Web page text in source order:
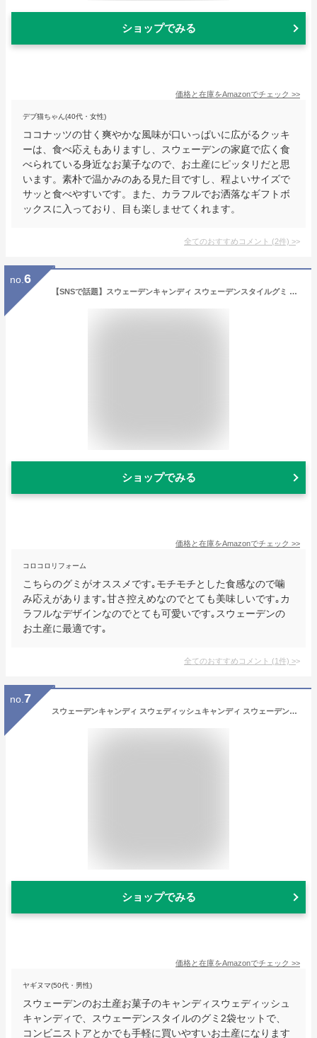
ショップでみる
価格と在庫をAmazonでチェック >>
デブ猫ちゃん(40代・女性)
ココナッツの甘く爽やかな風味が口いっぱいに広がるクッキ
ーは、食べ応えもありますし、スウェーデンの家庭で広く食
べられている身近なお菓子なので、お土産にピッタリだと思
います。素朴で温かみのある見た目ですし、程よいサイズで
サッと食べやすいです。また、カラフルでお洒落なギフトボ
ックスに入っており、目も楽しませてくれます。
全てのおすすめコメント (2件) >
no. 6
【SNSで話題】スウェーデンキャンディ スウェーデンスタイルグミ 1袋 100g スウェーデングミSWEDI STYLE JELLY 韓国 ASMR
ショップでみる
価格と在庫をAmazonでチェック >>
コロコロリフォーム
こちらのグミがオススメです｡モチモチとした食感なので噛
み応えがあります｡甘さ控えめなのでとても美味しいです｡カ
ラフルなデザインなのでとても可愛いです｡スウェーデンの
お土産に最適です｡
全てのおすすめコメント (1件) >
no. 7
スウェーデンキャンディ スウェディッシュキャンディ スウェーデンスタイルグミMIX 80g x 2袋セット 韓国グミ 韓国コンビニエンスストア SNS 酸っぱい
ショップでみる
価格と在庫をAmazonでチェック >>
ヤギヌマ(50代・男性)
スウェーデンのお土産お菓子のキャンディスウェディッシュ
キャンディで、スウェーデンスタイルのグミ2袋セットで、
コンビニストアとかでも手軽に買いやすいお土産になります